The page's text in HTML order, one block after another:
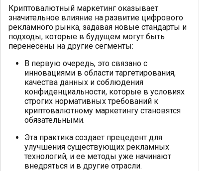
Криптовалютный маркетинг оказывает
значительное влияние на развитие цифрового
рекламного рынка, задавая новые стандарты и
подходы, которые в будущем могут быть
перенесены на другие сегменты:
В первую очередь, это связано с
инновациями в области таргетирования,
качества данных и соблюдения
конфиденциальности, которые в условиях
строгих нормативных требований к
криптовалютному маркетингу становятся
обязательными.
Эта практика создает прецедент для
улучшения существующих рекламных
технологий, и ее методы уже начинают
внедряться и в другие отрасли.